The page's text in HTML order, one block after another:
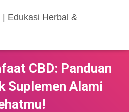
Edukasi Herbal &
CBD: Panduan
Suplemen Alami